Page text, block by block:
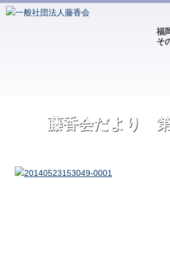
福
そ
藤香会だより